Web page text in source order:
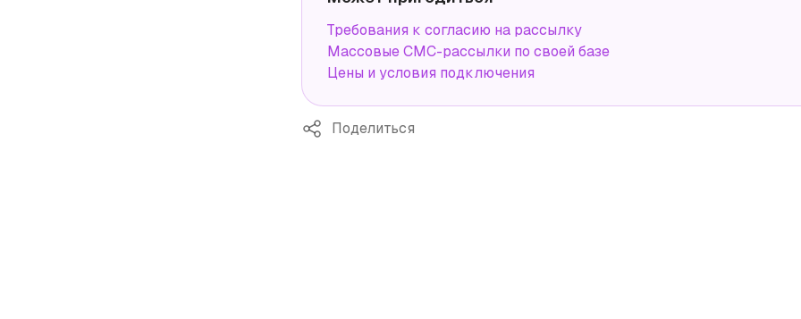
Требования к согласию на рассылку
Массовые СМС-рассылки по своей базе
Цены и условия подключения
Поделиться